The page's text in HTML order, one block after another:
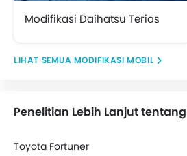
Emergency Stop Signal
Modifikasi Daihatsu Terios
MODIFIKASI MOBIL
Penelitian Lebih Lanjut
Toyota Fortuner